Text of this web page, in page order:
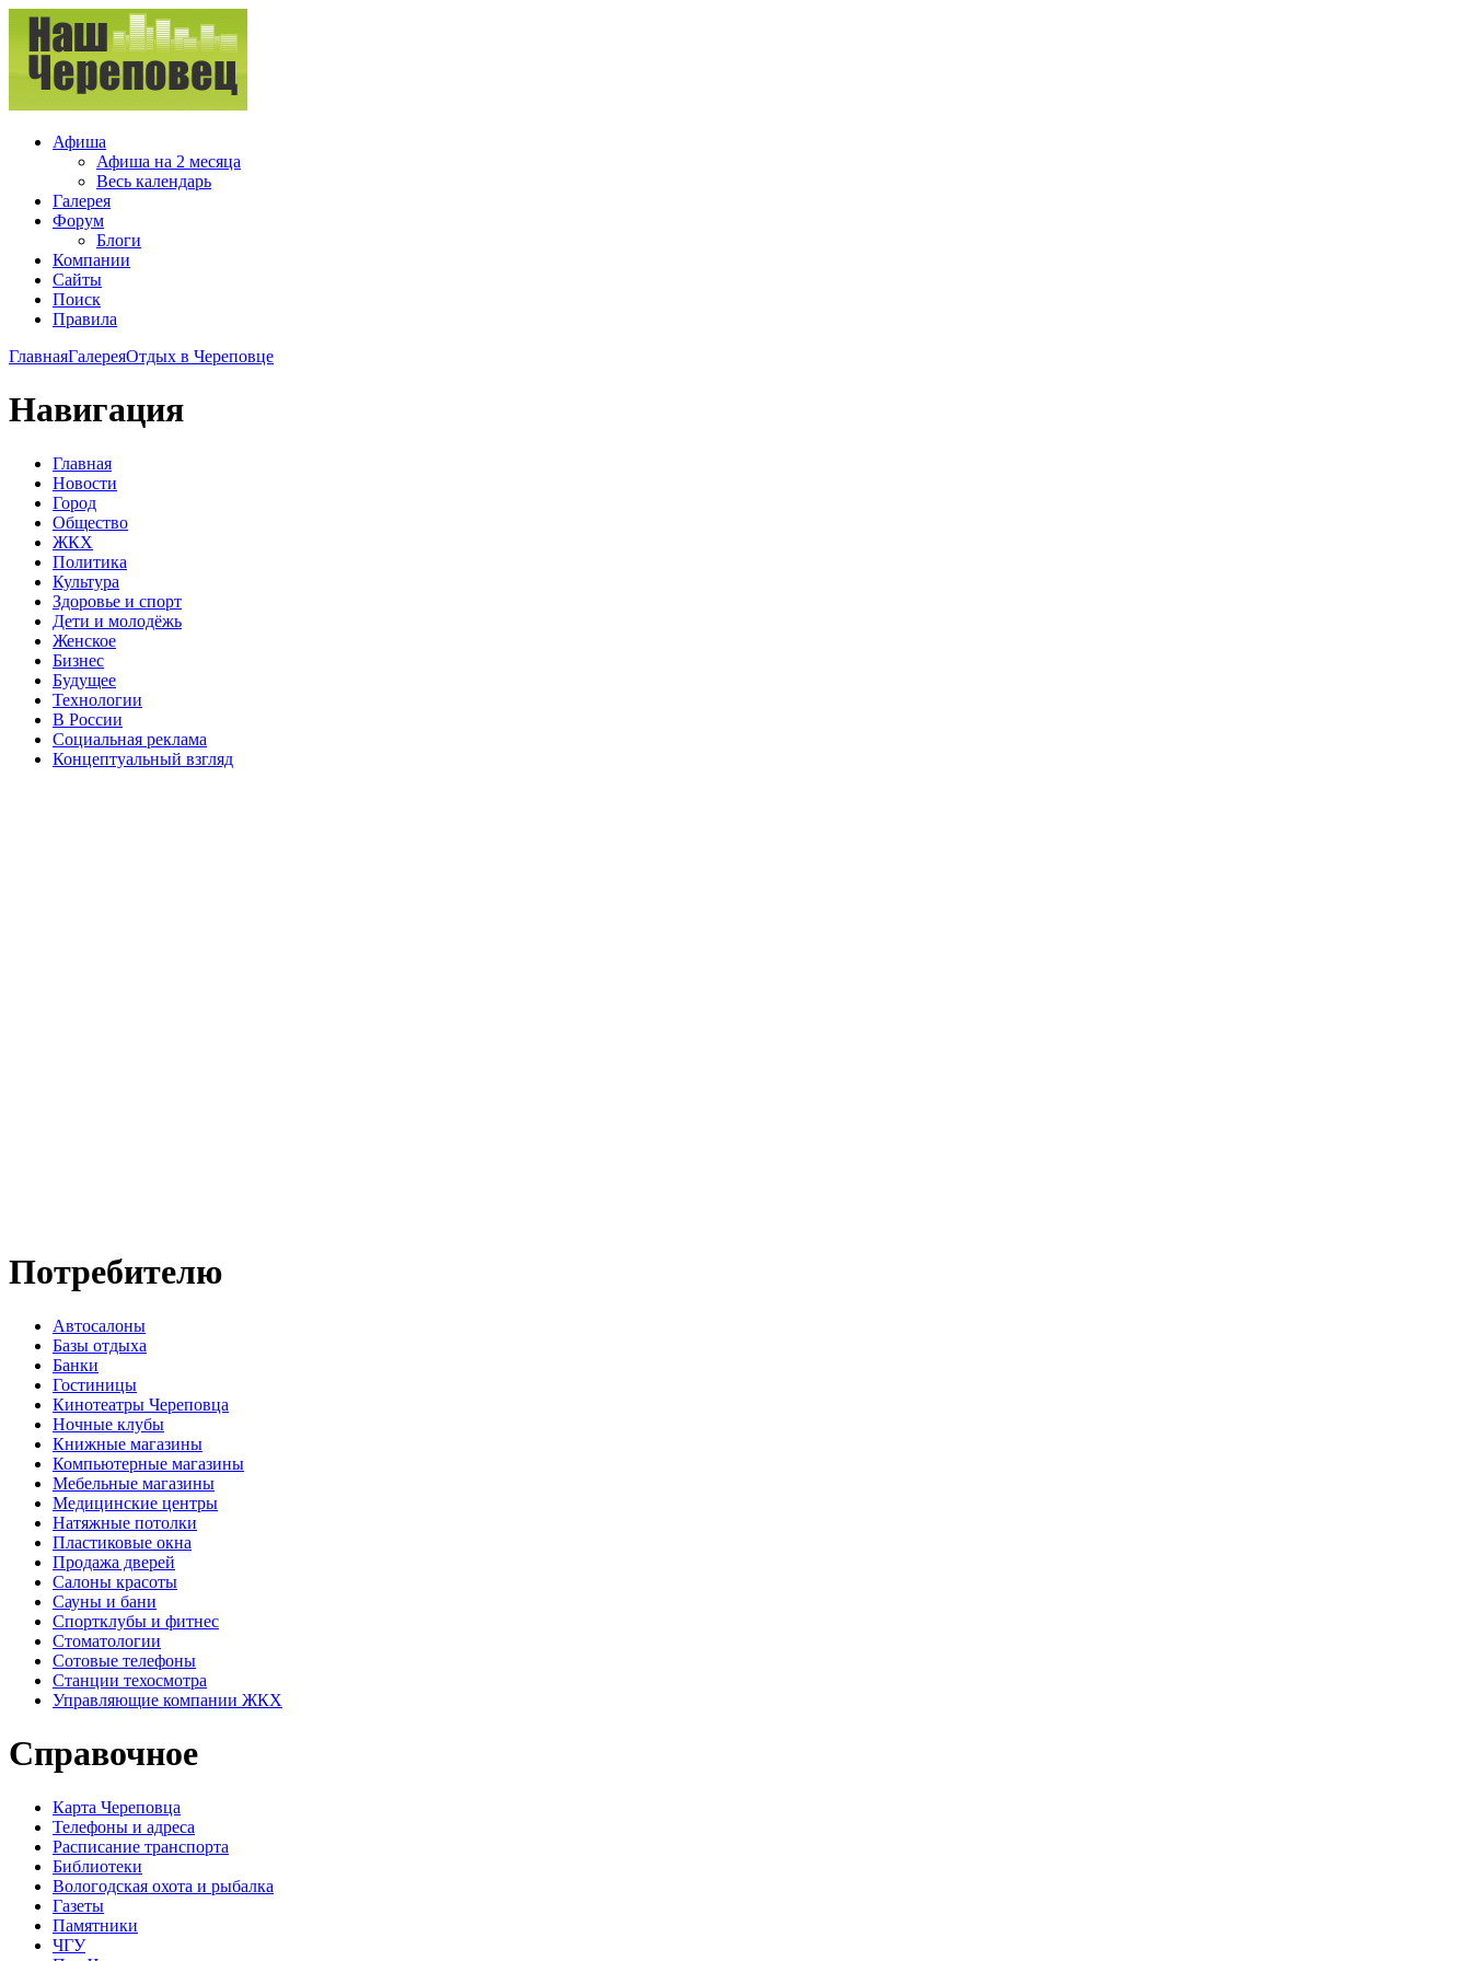
Афиша
Афиша на 2 месяца
Весь календарь
Галерея
Форум
Блоги
Компании
Сайты
Поиск
Правила
ГлавнаяГалереяОтдых в Череповце
Навигация
Главная
Новости
Город
Общество
ЖКХ
Политика
Культура
Здоровье и спорт
Дети и молодёжь
Женское
Бизнес
Будущее
Технологии
В России
Социальная реклама
Концептуальный взгляд
Потребителю
Автосалоны
Базы отдыха
Банки
Гостиницы
Кинотеатры Череповца
Ночные клубы
Книжные магазины
Компьютерные магазины
Мебельные магазины
Медицинские центры
Натяжные потолки
Пластиковые окна
Продажа дверей
Салоны красоты
Сауны и бани
Спортклубы и фитнес
Стоматологии
Сотовые телефоны
Станции техосмотра
Управляющие компании ЖКХ
Справочное
Карта Череповца
Телефоны и адреса
Расписание транспорта
Библиотеки
Вологодская охота и рыбалка
Газеты
Памятники
ЧГУ